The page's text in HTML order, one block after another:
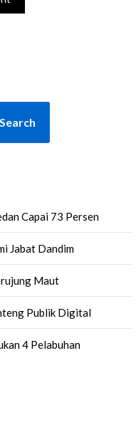
Search
Capai 73 Persen
Jabat Dandim
Maut
Publik Digital
4 Pelabuhan